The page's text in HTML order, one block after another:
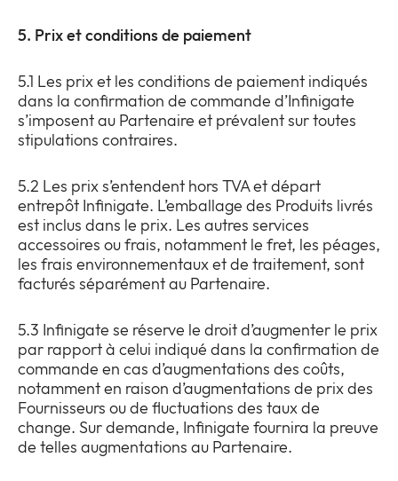
5. Prix et conditions de paiement
5.1 Les prix et les conditions de paiement indiqués
dans la confirmation de commande d’Infinigate
s’imposent au Partenaire et prévalent sur toutes
stipulations contraires.
5.2 Les prix s’entendent hors TVA et départ
entrepôt Infinigate. L’emballage des Produits livrés
est inclus dans le prix. Les autres services
accessoires ou frais, notamment le fret, les péages,
les frais environnementaux et de traitement, sont
facturés séparément au Partenaire.
5.3 Infinigate se réserve le droit d’augmenter le prix
par rapport à celui indiqué dans la confirmation de
commande en cas d’augmentations des coûts,
notamment en raison d’augmentations de prix des
Fournisseurs ou de fluctuations des taux de
change. Sur demande, Infinigate fournira la preuve
de telles augmentations au Partenaire.